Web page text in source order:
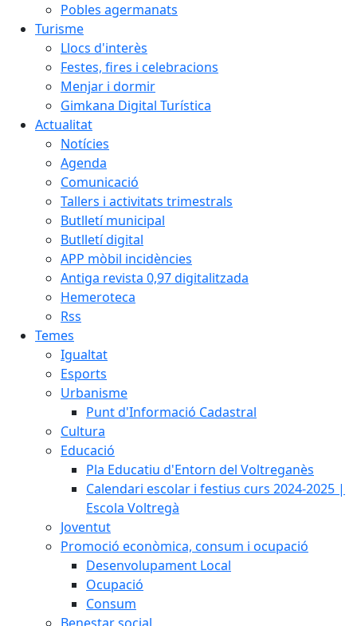
Pobles agermanats
Turisme
Llocs d'interès
Festes, fires i celebracions
Menjar i dormir
Gimkana Digital Turística
Actualitat
Notícies
Agenda
Comunicació
Tallers i activitats trimestrals
Butlletí municipal
Butlletí digital
APP mòbil incidències
Antiga revista 0,97 digitalitzada
Hemeroteca
Rss
Temes
Igualtat
Esports
Urbanisme
Punt d'Informació Cadastral
Cultura
Educació
Pla Educatiu d'Entorn del Voltreganès
Calendari escolar i festius curs 2024-2025 |
Escola Voltregà
Joventut
Promoció econòmica, consum i ocupació
Desenvolupament Local
Ocupació
Consum